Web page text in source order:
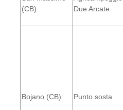
(CB)
Due Arcate
Bojano (CB) Punto sosta